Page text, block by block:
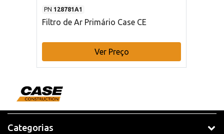
PN 128781A1
Filtro de Ar Primário Case CE
Ver Preço
Categorias